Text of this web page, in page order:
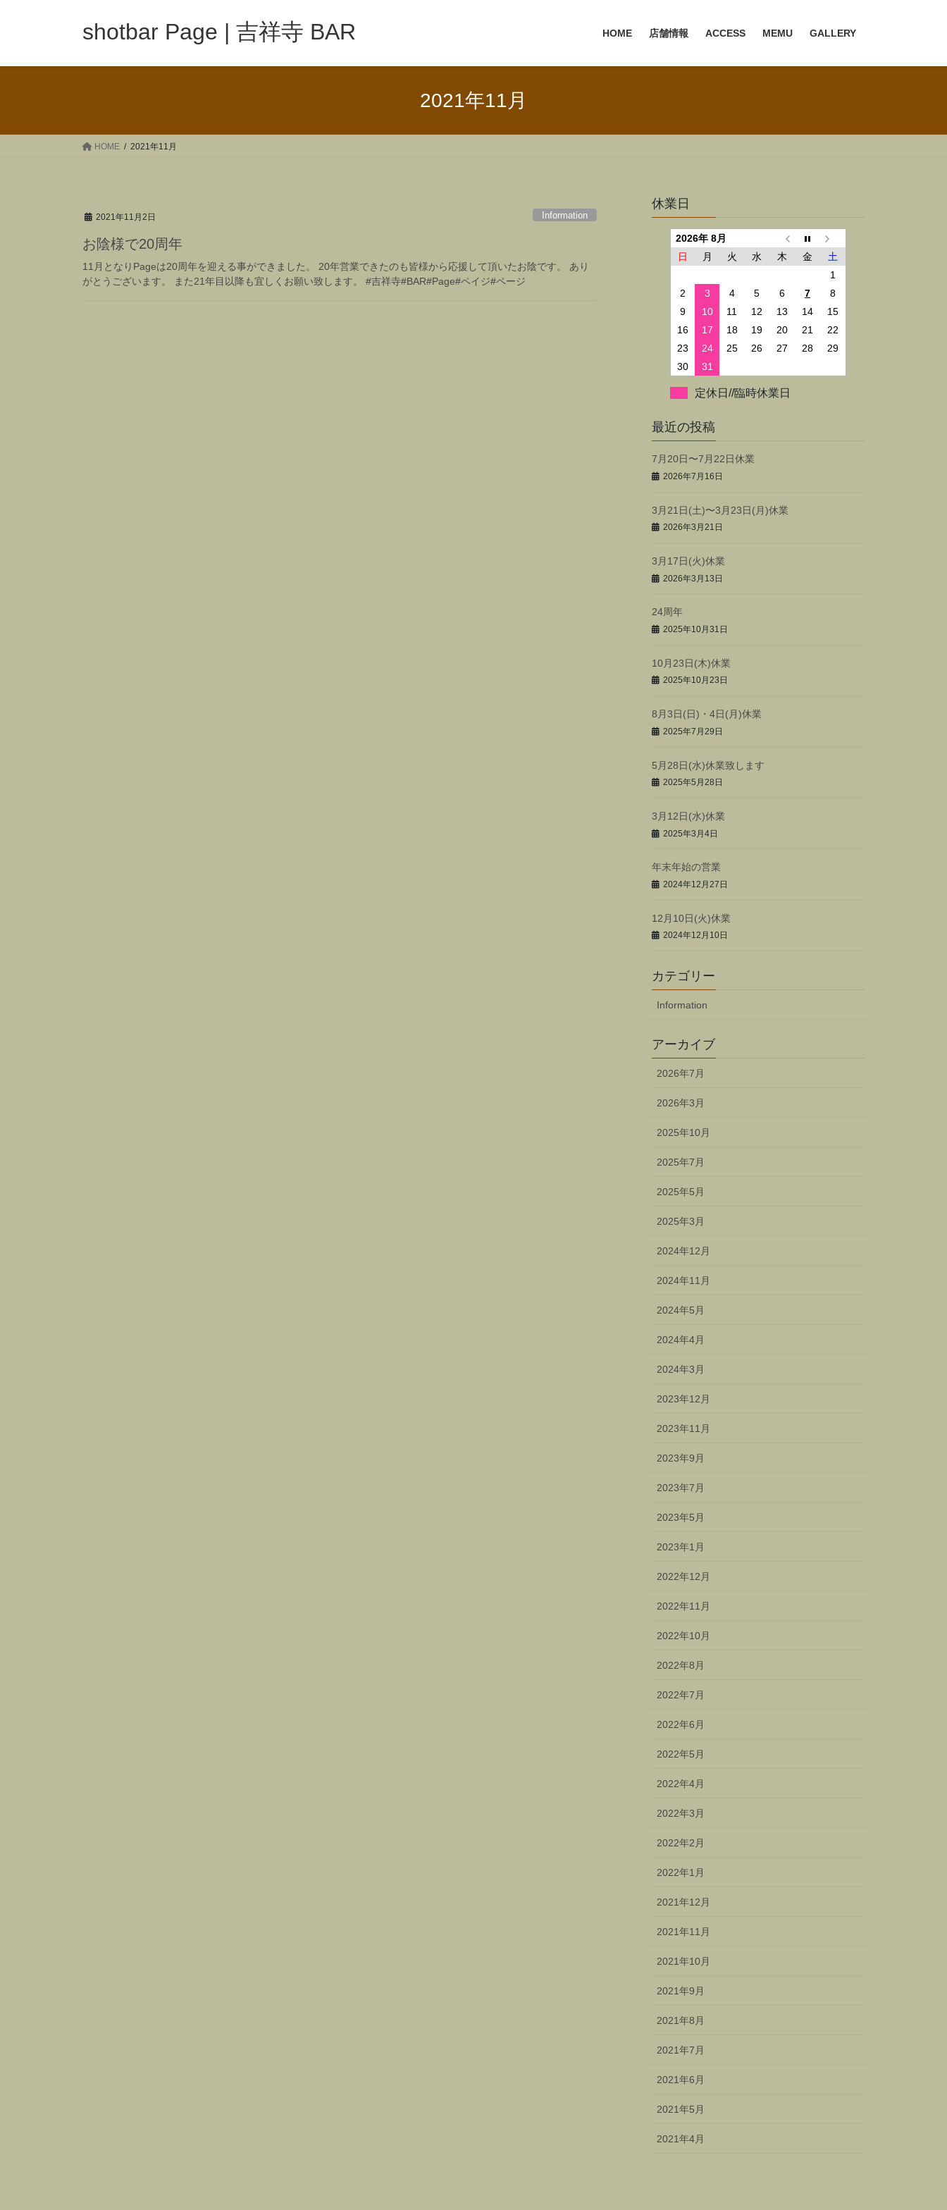
shotbar Page | 吉祥寺 BAR HOME 店舗情報 ACCESS MEMU GALLERY
2021年11月
HOME 2021年11月
2021年11月2日 Information
お陰様で20周年
11月となりPageは20周年を迎える事ができました。 20年営業できたのも皆様から応援して頂いたお陰です。 あり
がとうございます。 また21年目以降も宜しくお願い致します。 #吉祥寺#BAR#Page#ペイジ#ページ
休業日
2026年 8月
日
月 火 水 木 金
土
1
2
3 4 5 6 7
8
9
10 11 12 13 14
15
16
17 18 19 20 21
22
23
24 25 26 27 28
29
30
31
定休日//臨時休業日
最近の投稿
7月20日〜7月22日休業
2026年7月16日
3月21日(土)〜3月23日(月)休業
2026年3月21日
3月17日(火)休業
2026年3月13日
24周年
2025年10月31日
10月23日(木)休業
2025年10月23日
8月3日(日)・4日(月)休業
2025年7月29日
5月28日(水)休業致します
2025年5月28日
3月12日(水)休業
2025年3月4日
年末年始の営業
2024年12月27日
12月10日(火)休業
2024年12月10日
カテゴリー
Information
アーカイブ
2026年7月
2026年3月
2025年10月
2025年7月
2025年5月
2025年3月
2024年12月
2024年11月
2024年5月
2024年4月
2024年3月
2023年12月
2023年11月
2023年9月
2023年7月
2023年5月
2023年1月
2022年12月
2022年11月
2022年10月
2022年8月
2022年7月
2022年6月
2022年5月
2022年4月
2022年3月
2022年2月
2022年1月
2021年12月
2021年11月
2021年10月
2021年9月
2021年8月
2021年7月
2021年6月
2021年5月
2021年4月